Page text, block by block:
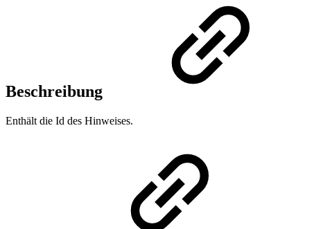
Beschreibung
Enthält die Id des Hinweises.